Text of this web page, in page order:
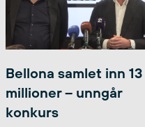
Bellona samlet inn 13
millioner – unngår
konkurs